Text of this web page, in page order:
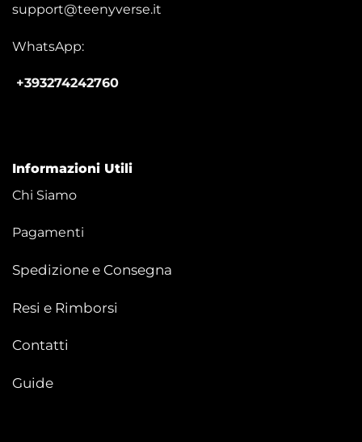
support@teenyverse.it
WhatsApp:
+393274242760
Informazioni Utili
Chi Siamo
Pagamenti
Spedizione e Consegna
Resi e Rimborsi
Contatti
Guide